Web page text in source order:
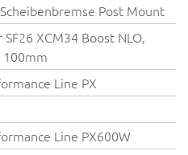
Post Mount
SF26 XCM34 Boost NLO,
100mm
Line PX
Line PX600W